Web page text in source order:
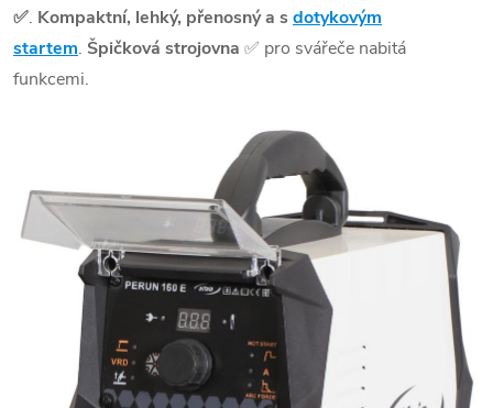
✅. Kompaktní, lehký, přenosný a s dotykovým
startem. Špičková strojovna ✅ pro svářeče nabitá
funkcemi.